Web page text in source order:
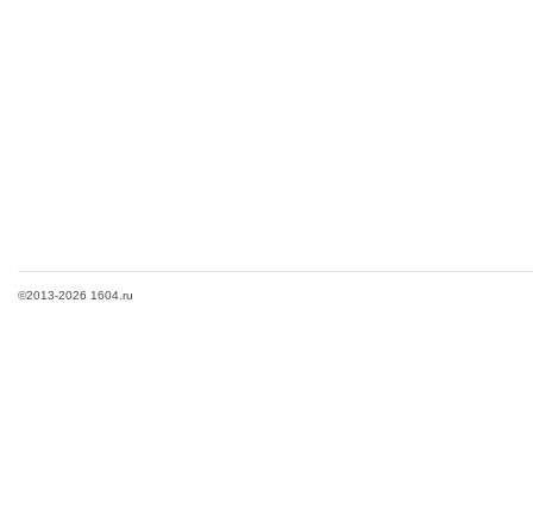
©2013-2026 1604.ru